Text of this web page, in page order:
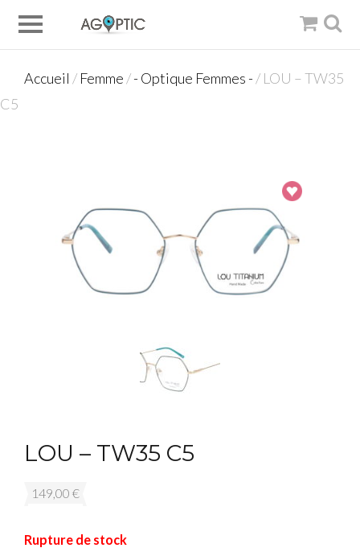
Accueil / Femme /- Optique Femmes - / LOU – TW35
C5
LOU – TW35 C5
149,00 €
Rupture de stock